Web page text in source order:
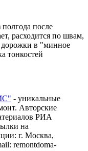
после
расходится по швам,
дорожки в "минное
тонкостей
- уникальные
Авторские
РИА
на
г. Москва,
remontdoma-